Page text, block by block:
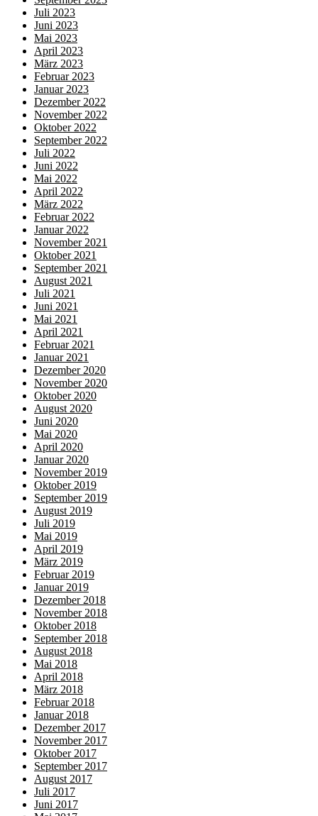
Juli 2023
Juni 2023
Mai 2023
April 2023
März 2023
Februar 2023
Januar 2023
Dezember 2022
November 2022
Oktober 2022
September 2022
Juli 2022
Juni 2022
Mai 2022
April 2022
März 2022
Februar 2022
Januar 2022
November 2021
Oktober 2021
September 2021
August 2021
Juli 2021
Juni 2021
Mai 2021
April 2021
Februar 2021
Januar 2021
Dezember 2020
November 2020
Oktober 2020
August 2020
Juni 2020
Mai 2020
April 2020
Januar 2020
November 2019
Oktober 2019
September 2019
August 2019
Juli 2019
Mai 2019
April 2019
März 2019
Februar 2019
Januar 2019
Dezember 2018
November 2018
Oktober 2018
September 2018
August 2018
Mai 2018
April 2018
März 2018
Februar 2018
Januar 2018
Dezember 2017
November 2017
Oktober 2017
September 2017
August 2017
Juli 2017
Juni 2017